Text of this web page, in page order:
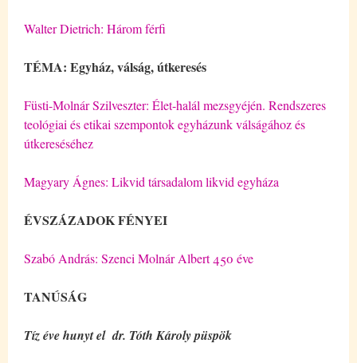
Walter Dietrich: Három férfi
TÉMA: Egyház, válság, útkeresés
Füsti-Molnár Szilveszter: Élet-halál mezsgyéjén. Rendszeres
teológiai és etikai szempontok egyházunk válságához és
útkereséséhez
Magyary Ágnes: Likvid társadalom likvid egyháza
ÉVSZÁZADOK FÉNYEI
Szabó András: Szenci Molnár Albert 450 éve
TANÚSÁG
Tíz éve hunyt el dr. Tóth Károly püspök